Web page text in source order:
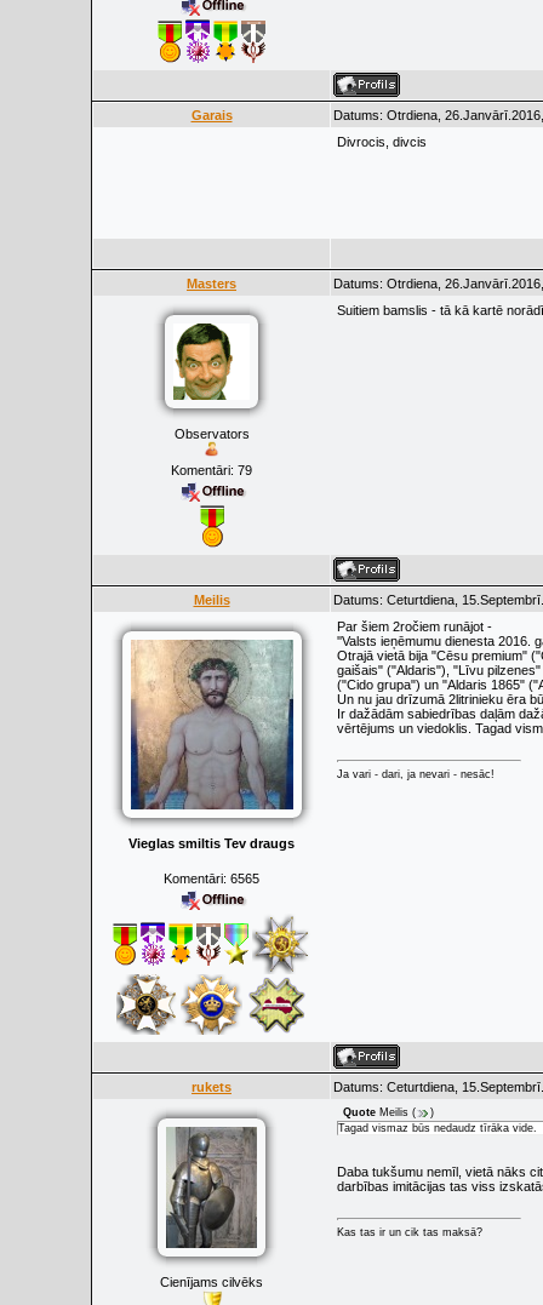
Garais
Datums: Otrdiena,
Divrocis, divcis
Masters Datums: Otrdiena,
Observators
Komentāri: 79
Suitiem bamslis - tā kā kartē
Meilis Datums: Ceturtdiena,
Vieglas smiltis Tev draugs
Komentāri: 6565
Par šiem 2ročiem runājot -
''Valsts ieņēmumu dienesta 2016.
Otrajā vietā bija "Cēsu premium"
gaišais" ("Aldaris"), "Līvu
("Cido grupa") un "Aldaris 1865"
Un nu jau drīzumā 2litrinieku ēra
Ir dažādām sabiedrības daļām
vērtējums un viedoklis. Tagad
Ja vari - dari, ja nevari - nesāc!
rukets Datums: Ceturtdiena,
Cienījams cilvēks
Quote Meilis (
)
Tagad vismaz būs nedaudz tīrāka vide.
Daba tukšumu nemīl, vietā nāks
darbības imitācijas tas viss
Kas tas ir un cik tas maksā?